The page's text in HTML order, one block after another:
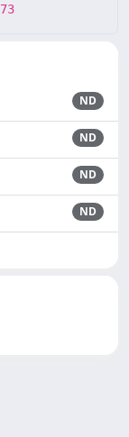
ND
ND
ND
ND